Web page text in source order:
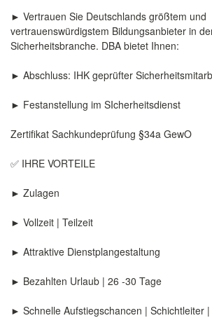
► Vertrauen Sie Deutschlands größtem und
vertrauenswürdigstem Bildungsanbieter in
Sicherheitsbranche. DBA bietet Ihnen:
► Abschluss: IHK geprüfter
► Festanstellung im SIcherheitsdienst
Zertifikat Sachkundeprüfung §34a GewO
✅ IHRE VORTEILE
► Zulagen
► Vollzeit | Teilzeit
► Attraktive Dienstplangestaltung
► Bezahlten Urlaub | 26 -30 Tage
► Schnelle Aufstiegschancen | Schichtleiter